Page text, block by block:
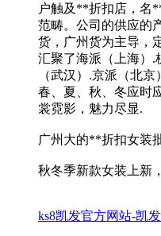
户触及**折扣店，名
范畴。公司的供应的
货，广州货为主导，
汇聚了海派（上海）.
（武汉）.京派（北
春、夏、秋、冬应时
裳霓影，魅力尽显.
广州大的**折扣女装
秋冬季新款女装上新
ks8凯发官方网站-凯